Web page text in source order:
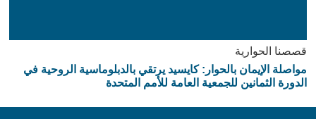
قصصنا الحوارية
مواصلة الإيمان بالحوار: كايسيد يرتقي بالدبلوماسية الروحية في
الدورة الثمانين للجمعية العامة للأمم المتحدة